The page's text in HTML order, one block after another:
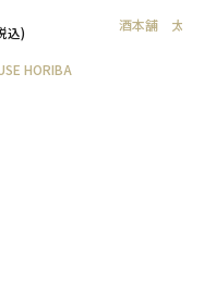
込)
LIQUOR HOUSE HORIBA
酒本舗 太右